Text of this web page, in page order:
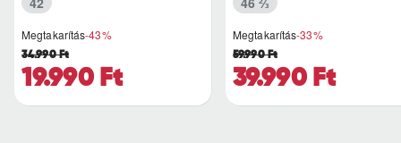
Megtakarítás-43%
19.990 Ft
34.990 Ft
Megtakarítás-33%
39.990 Ft
59.990 Ft